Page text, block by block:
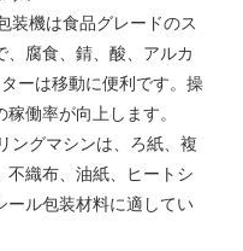
腐食、錆、酸、アルカ
ーは移動に便利です。操
働率が向上します。
織布、油紙、ヒートシ
ル包装材料に適してい